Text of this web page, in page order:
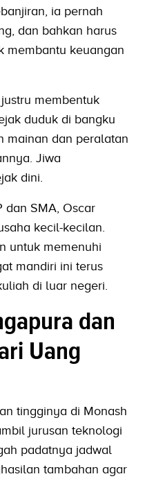
ia pernah
dan bahkan harus
membantu keuangan
membentuk
duduk di bangku
mainan dan peralatan
Jiwa
dini.
dan SMA, Oscar
kecil-kecilan.
untuk memenuhi
mandiri ini terus
di luar negeri.
dan
Uang
tingginya di Monash
jurusan teknologi
padatnya jadwal
tambahan agar